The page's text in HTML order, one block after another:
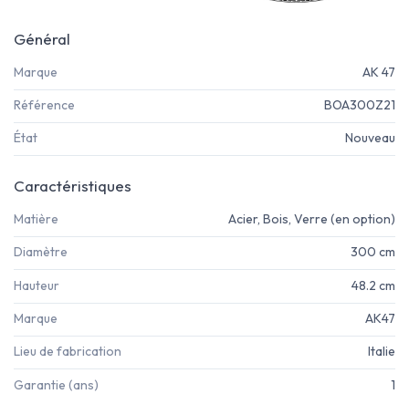
Général
Marque AK 47
Référence BOA300Z21
État Nouveau
Caractéristiques
Matière Acier, Bois, Verre (en option)
Diamètre 300 cm
Hauteur 48.2 cm
Marque AK47
Lieu de fabrication Italie
Garantie (ans) 1